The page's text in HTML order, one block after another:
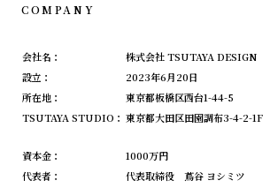
COMPANY
会社名：
株式会社 TSUTAYA DESIGN
設立：
2023年6月20日
所在地：
東京都板橋区西台1-44-5
TSUTAYA STUDIO： 東京都大田区田園調布3-4-2-1F
資本金：
1000万円
代表者：
代表取締役 蔦谷 ヨシミツ